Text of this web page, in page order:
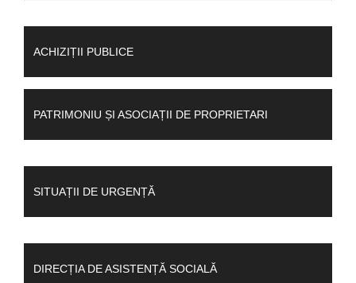
ACHIZIȚII PUBLICE
PATRIMONIU ȘI ASOCIAȚII DE PROPRIETARI
SITUAȚII DE URGENȚĂ
DIRECȚIA DE ASISTENȚĂ SOCIALĂ